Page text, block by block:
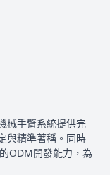
械手臂系統提供完
與精準著稱。同時
ODM開發能力，為